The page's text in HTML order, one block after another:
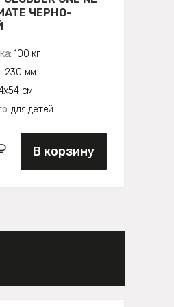
ЧЕРНО-
100 кг
230 мм
см
для детей
В корзину